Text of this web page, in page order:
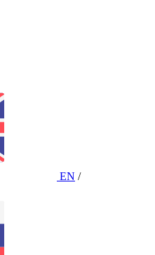
EN /